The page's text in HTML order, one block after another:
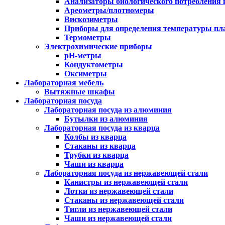
Ареометры/плотномеры
Вискозиметры
Приборы для определения температуры
Термометры
Электрохимические приборы
pH-метры
Кондуктометры
Оксиметры
Лабораторная мебель
Вытяжные шкафы
Лабораторная посуда
Лабораторная посуда из алюминия
Бутылки из алюминия
Лабораторная посуда из кварца
Колбы из кварца
Стаканы из кварца
Трубки из кварца
Чаши из кварца
Лабораторная посуда из нержавеющей стали
Канистры из нержавеющей стали
Лотки из нержавеющей стали
Стаканы из нержавеющей стали
Тигли из нержавеющей стали
Чаши из нержавеющей стали